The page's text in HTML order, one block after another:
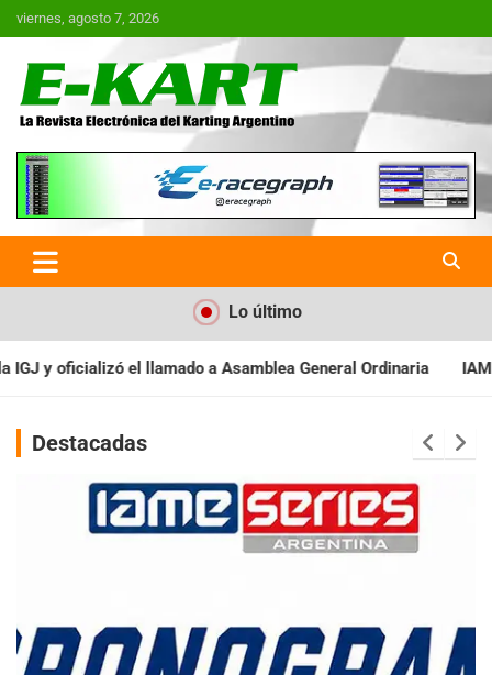
Saltar
al
viernes, agosto 7, 2026
E-Kart.com.ar | La Revista
Electrónica del Karting en
Argentina
Lo último
General Ordinaria IAME SERIES ARGENTINA:
Destacadas